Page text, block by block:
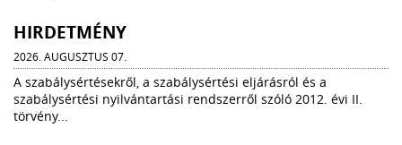
HIRDETMÉNY
2026. AUGUSZTUS 07.
A szabálysértésekről, a szabálysértési eljárásról és a
szabálysértési nyilvántartási rendszerről szóló 2012. évi II.
törvény...